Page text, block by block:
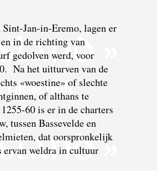
Jan-in-Eremo, lagen er
in de richting van
gedolven werd, voor
Na het uitturven van de
«woestine» of slechte
of althans te
60 is er in de charters
tussen Bassevelde en
dat oorspronkelijk
ervan weldra in cultuur